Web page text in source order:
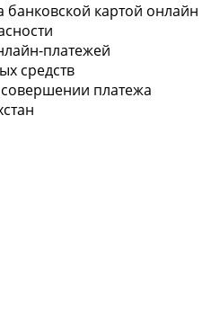
банковской картой онлайн
платежей
средств
совершении платежа